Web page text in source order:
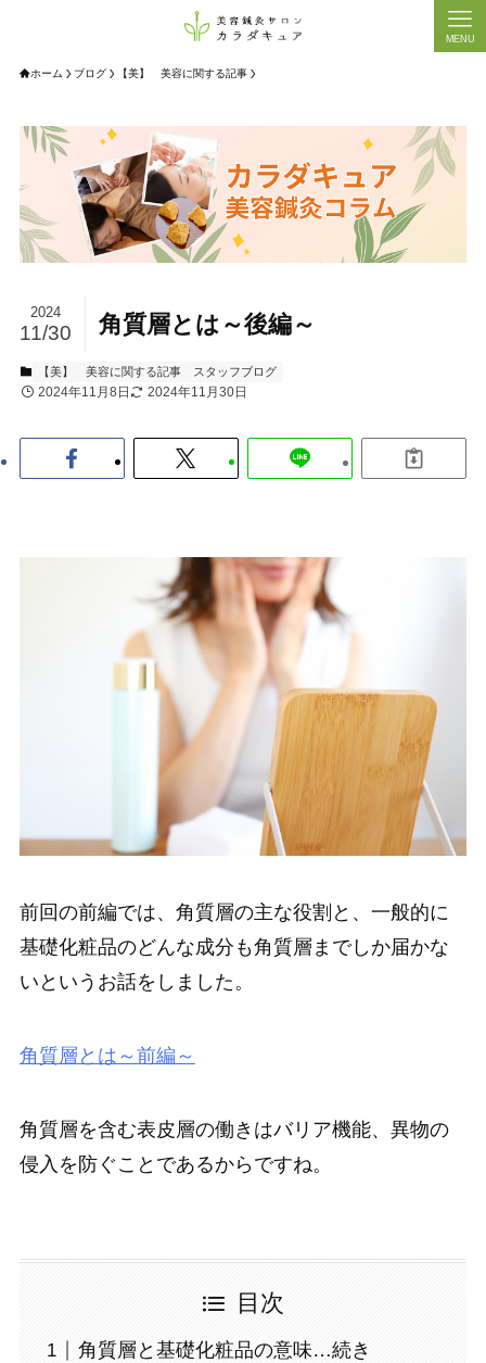
MENU
ホーム ブログ 【美】 美容に関する記事
角質層とは～後編～
2024
11/30
【美】 美容に関する記事 スタッフブログ
2024年11月8日 2024年11月30日
前回の前編では、角質層の主な役割と、一般的に
基礎化粧品のどんな成分も角質層までしか届かな
いというお話をしました。
角質層とは～前編～
角質層を含む表皮層の働きはバリア機能、異物の
侵入を防ぐことであるからですね。
目次
角質層と基礎化粧品の意味…続き